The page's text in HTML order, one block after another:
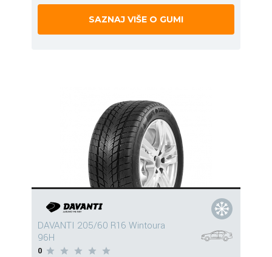
SAZNAJ VIŠE O GUMI
DAVANTI 205/60 R16 Wintoura
96H
0